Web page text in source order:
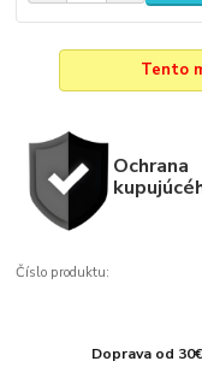
Tento
Ochrana
Číslo produktu:
Doprava od